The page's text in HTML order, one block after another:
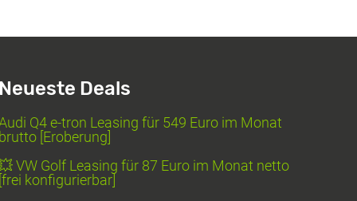
Deals
Q4 e-tron Leasing für 549 Euro im Monat
[Eroberung]
VW Golf Leasing für 87 Euro im Monat netto
konfigurierbar]